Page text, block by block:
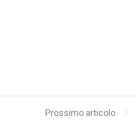
Prossimo articolo